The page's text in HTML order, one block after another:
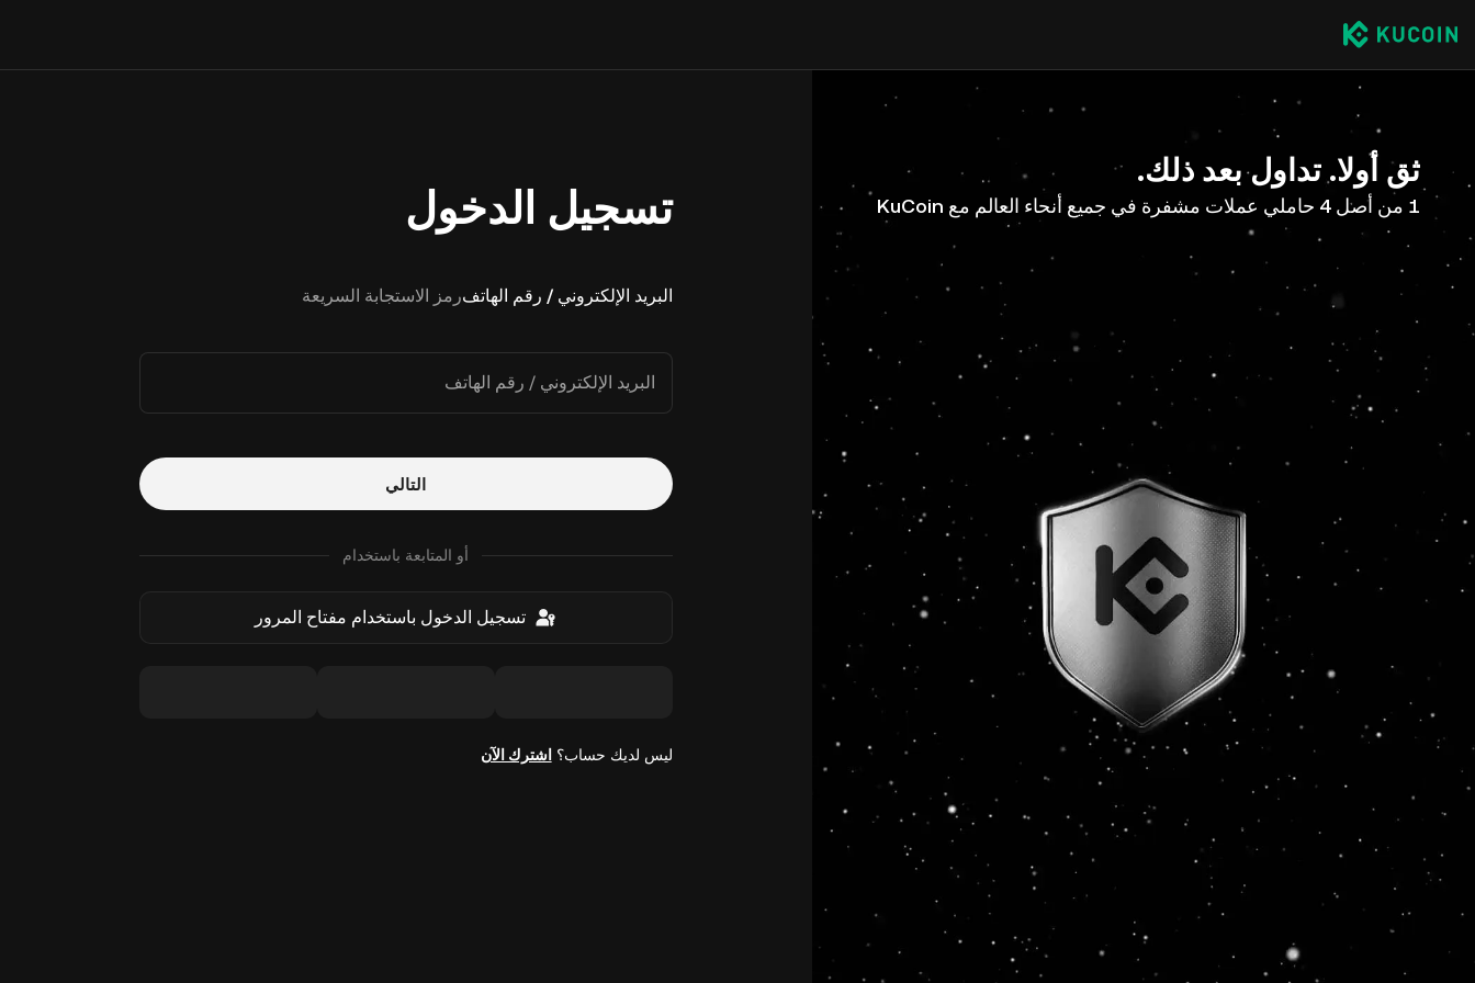
ثق أولا. تداول بعد ذلك.
1 من أصل 4 حاملي عملات مشفرة في جميع أنحاء العالم مع KuCoin تسجيل الدخول
البريد الإلكتروني / رقم الهاتفرمز الاستجابة السريعة
البريد الإلكتروني / رقم الهاتف
التالي
أو المتابعة باستخدام
تسجيل الدخول باستخدام مفتاح المرور
ليس لديك حساب؟ اشترك الآن